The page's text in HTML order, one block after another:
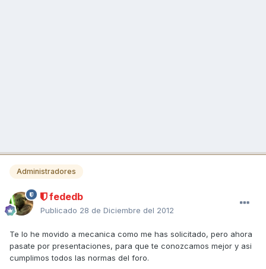
Administradores
fededb
Publicado 28 de Diciembre del 2012
Te lo he movido a mecanica como me has solicitado, pero ahora
pasate por presentaciones, para que te conozcamos mejor y asi
cumplimos todos las normas del foro.